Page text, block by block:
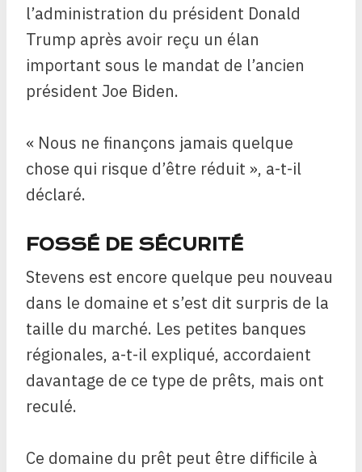
l’administration du président Donald
Trump après avoir reçu un élan
important sous le mandat de l’ancien
président Joe Biden.
« Nous ne finançons jamais quelque
chose qui risque d’être réduit », a-t-il
déclaré.
FOSSÉ DE SÉCURITÉ
Stevens est encore quelque peu nouveau
dans le domaine et s’est dit surpris de la
taille du marché. Les petites banques
régionales, a-t-il expliqué, accordaient
davantage de ce type de prêts, mais ont
reculé.
Ce domaine du prêt peut être difficile à